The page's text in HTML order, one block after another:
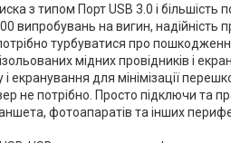
з типом Порт USB 3.0 і більшість
випробувань на вигин, надійність
турбуватися про
мідних провідників і
екранування для мінімізації
не потрібно. Просто підключи та
фотоапаратів та інших